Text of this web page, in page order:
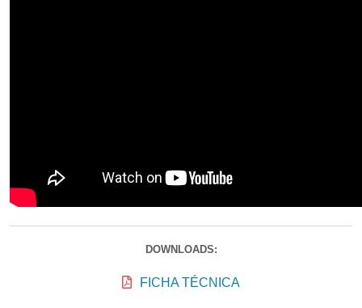
DOWNLOADS:
FICHA TÉCNICA